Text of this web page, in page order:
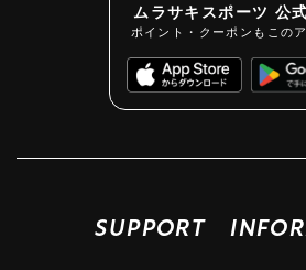
ムラサキスポーツ 公
ポイント・クーポンもこの
SUPPORT